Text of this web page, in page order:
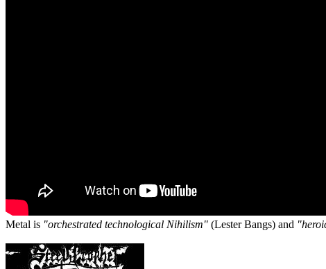
Metal is "orchestrated technological Nihilism" (Lester Bangs) and